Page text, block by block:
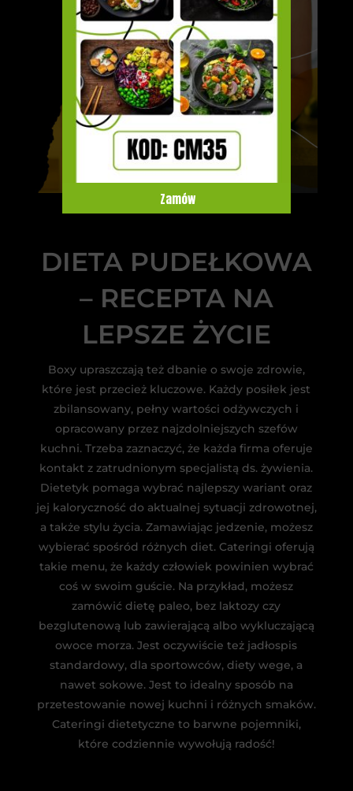
DIETA PUDEŁKOWA
– RECEPTA NA
LEPSZE ŻYCIE
Boxy upraszczają też dbanie o swoje zdrowie,
które jest przecież kluczowe. Każdy posiłek jest
zbilansowany, pełny wartości odżywczych i
opracowany przez najzdolniejszych szefów
kuchni. Trzeba zaznaczyć, że każda firma oferuje
kontakt z zatrudnionym specjalistą ds. żywienia.
Dietetyk pomaga wybrać najlepszy wariant oraz
jej kaloryczność do aktualnej sytuacji zdrowotnej,
a także stylu życia. Zamawiając jedzenie, możesz
wybierać spośród różnych diet. Cateringi oferują
takie menu, że każdy człowiek powinien wybrać
coś w swoim guście. Na przykład, możesz
zamówić dietę paleo, bez laktozy czy
bezglutenową lub zawierającą albo wykluczającą
owoce morza. Jest oczywiście też jadłospis
standardowy, dla sportowców, diety wege, a
nawet sokowe. Jest to idealny sposób na
przetestowanie nowej kuchni i różnych smaków.
Cateringi dietetyczne to barwne pojemniki,
które codziennie wywołują radość!
Zamów